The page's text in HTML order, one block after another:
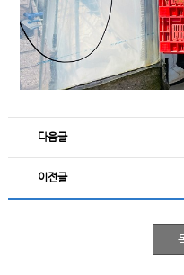
다음글
이전글